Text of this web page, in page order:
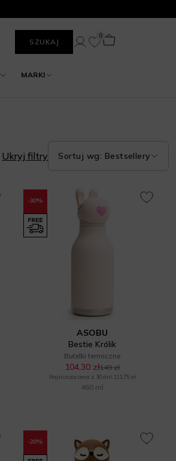
SZUKAJ
MARKI
0
Ukryj filtry Sortuj wg: Bestsellery
-30%
ASOBU
Bestie Królik
Butelki termiczne
104,30 zł149 zł
Najniższa cena z 30 dni: 111,75 zł
460 ml
-20%